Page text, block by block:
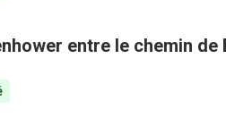
entre le chemin de